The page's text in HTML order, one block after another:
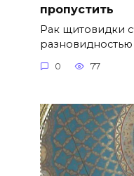
пропустить
Рак щитовидки
0 77